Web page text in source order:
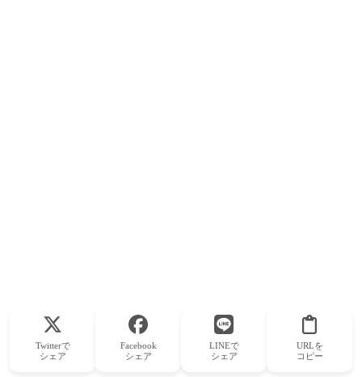
Twitterで
シェア
Facebook
シェア
LINEで
シェア
URLを
コピー